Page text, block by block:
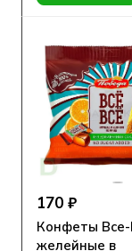
170 ₽
Конфеты Все-
желейные в